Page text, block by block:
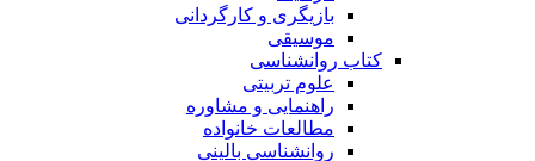
بازیگری و کارگردانی
موسیقی
کتاب روانشناسی
علوم تربیتی
راهنمایی و مشاوره
مطالعات خانواده
روانشناسی بالینی